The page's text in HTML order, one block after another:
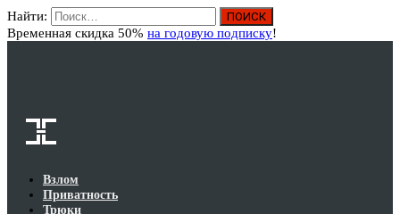
Найти:
Временная скидка 50% на годовую подписку!
Взлом
Приватность
Трюки